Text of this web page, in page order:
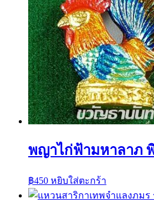
พญาไก่ฟ้ามหาลาภ
฿450 หยิบใส่ตะกร้า